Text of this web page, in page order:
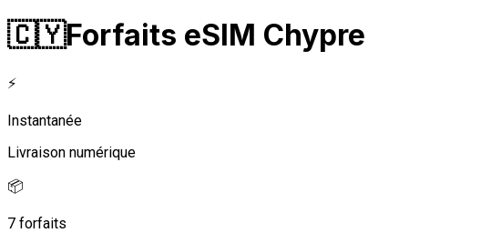
🇨🇾Forfaits eSIM Chypre
⚡
Instantanée
Livraison numérique
📦
7 forfaits